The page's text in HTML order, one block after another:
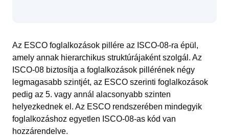
Az ESCO foglalkozások pillére az ISCO-08-ra épül,
amely annak hierarchikus struktúrájaként szolgál. Az
ISCO-08 biztosítja a foglalkozások pillérének négy
legmagasabb szintjét, az ESCO szerinti foglalkozások
pedig az 5. vagy annál alacsonyabb szinten
helyezkednek el. Az ESCO rendszerében mindegyik
foglalkozáshoz egyetlen ISCO-08-as kód van
hozzárendelve.